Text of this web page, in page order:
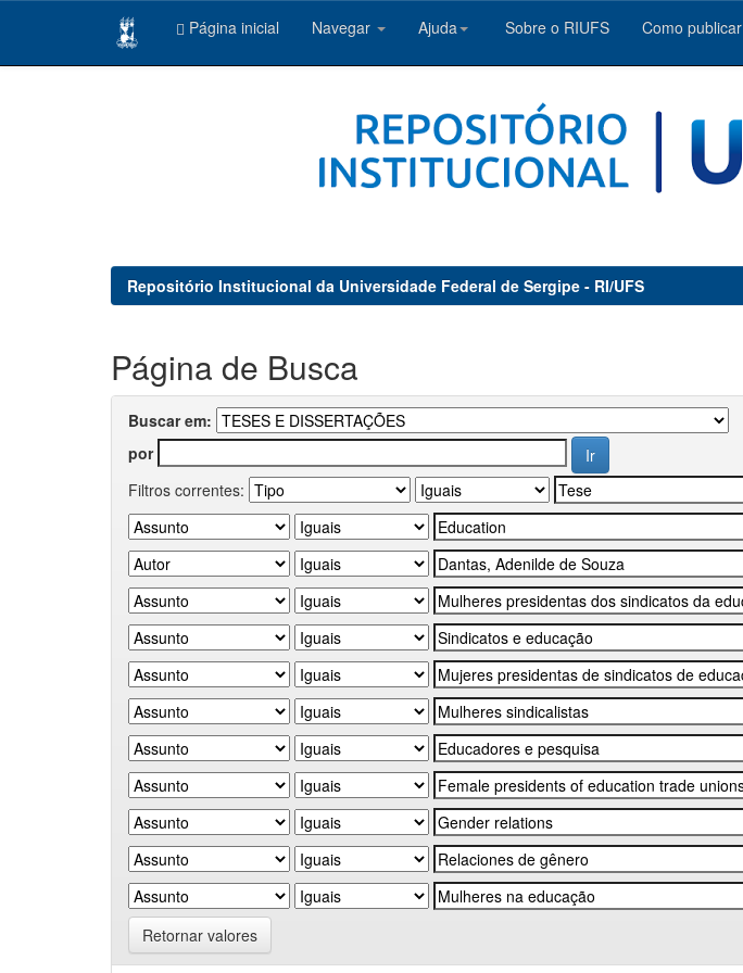
Página inicial Navegar Ajuda Sobre o RIUFS Como publicar
Repositório Institucional da Universidade Federal de Sergipe - RI/UFS
Página de Busca
Buscar em:
por
Filtros correntes:
Retornar valores